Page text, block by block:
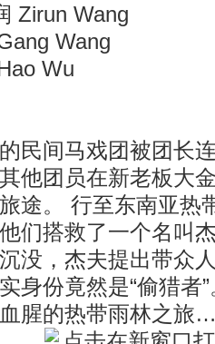
Wang
Wang
Wu
马戏团被团长连
他团员在新老板大
途。 行至东南亚热
们搭救了一个名叫
没，杰夫提出带众
身份竟然是“偷猎者
腥的热带雨林之